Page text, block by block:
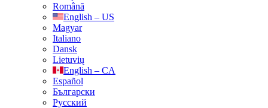
Română
English – US
Magyar
Italiano
Dansk
Lietuvių
English – CA
Español
Български
Русский